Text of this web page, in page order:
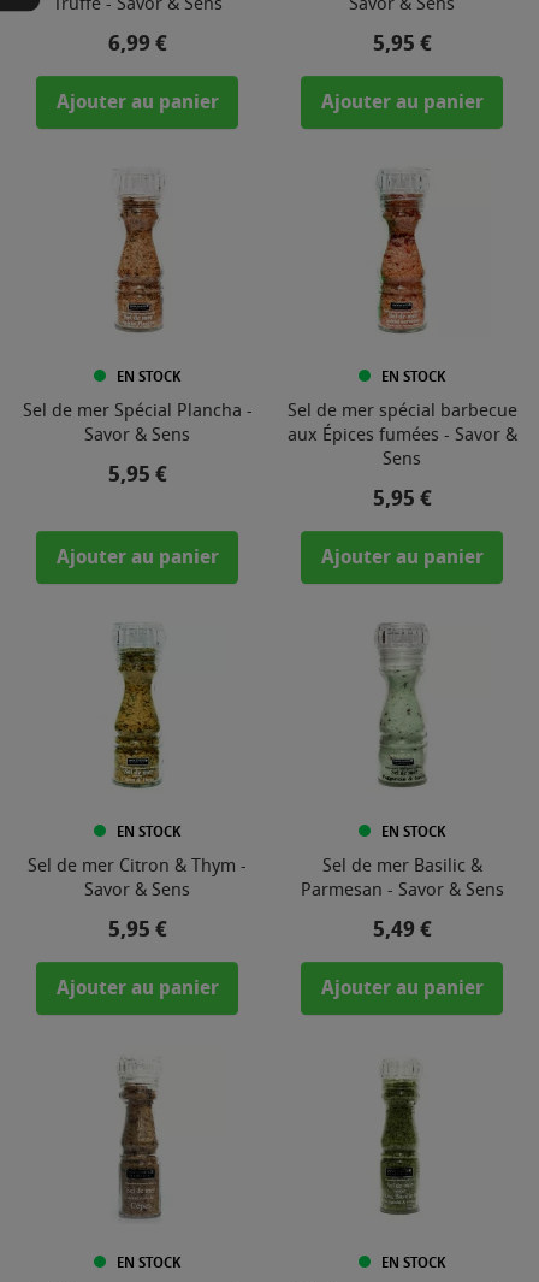
Prix
6,99 €
Ajouter au panier
Prix
5,95 €
Ajouter au panier
EN STOCK
Sel de mer Spécial Plancha -
Savor & Sens
Prix
5,95 €
Ajouter au panier
EN STOCK
Sel de mer spécial barbecue
aux Épices fumées - Savor &
Sens
Prix
5,95 €
Ajouter au panier
EN STOCK
Sel de mer Citron & Thym -
Savor & Sens
Prix
5,95 €
Ajouter au panier
EN STOCK
Sel de mer Basilic &
Parmesan - Savor & Sens
Prix
5,49 €
Ajouter au panier
EN STOCK EN STOCK